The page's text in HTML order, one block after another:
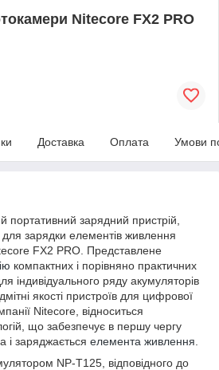
Nitecore FX2 PRO
Доставка Оплата Умови
портативний зарядний пристрій,
зарядки елементів живлення
FX2 PRO. Представлене
компактних і порівняно практичних
індивідуального ряду акумуляторів
якості пристроїв для цифрової
Nitecore, відноситься
що забезпечує в першу чергу
і заряджається елемента живлення
NP-T125, відповідного до